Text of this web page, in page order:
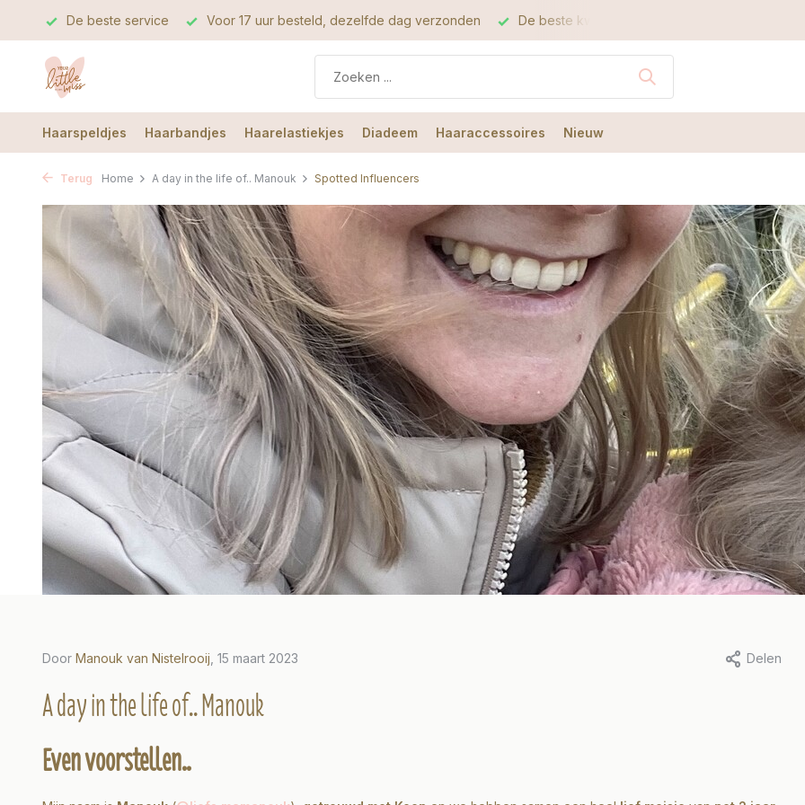
Voor 17 uur besteld, dezelfde dag verzonden De beste kwaliteit De beste service
Haarspeldjes Haarbandjes Haarelastiekjes Diadeem Haaraccessoires Nieuw
Terug Home A day in the life of.. Manouk Spotted Influencers
Door Manouk van Nistelrooij , 15 maart 2023 Delen
A day in the life of.. Manouk
Even voorstellen..
of..
A day in the life of..
Marissa